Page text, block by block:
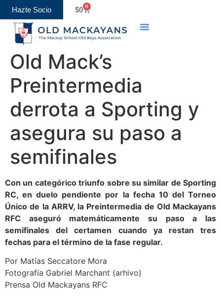
Hazte Socio $0 0
Old Mack’s
Preintermedia
derrota a Sporting y
asegura su paso a
semifinales
Con un categórico triunfo sobre su similar de Sporting
RC, en duelo pendiente por la fecha 10 del Torneo
Único de la ARRV, la Preintermedia de Old Mackayans
RFC aseguró matemáticamente su paso a las
semifinales del certamen cuando ya restan tres
fechas para el término de la fase regular.
Por Matías Seccatore Mora
Fotografía Gabriel Marchant (arhivo)
Prensa Old Mackayans RFC